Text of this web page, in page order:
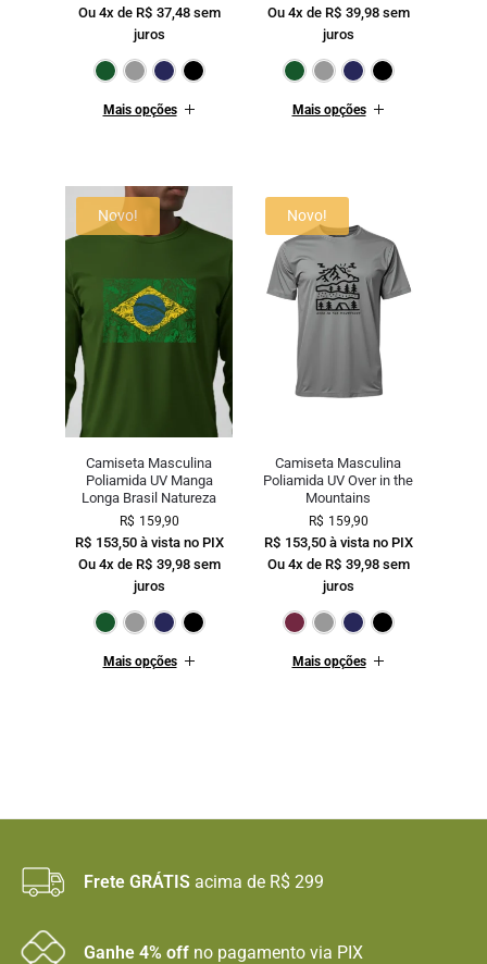
Ou 4x de R$ 37,48 sem
juros
Verde EscuroMarinho
Preto
Mais opções
Ou 4x de R$ 39,98 sem
juros
Verde Escuro
Mais opções
Novo!
Camiseta Masculina
Poliamida UV Manga
Longa Brasil Natureza
R$ 159,90
R$ 153,50 à vista no PIX
Ou 4x de R$ 39,98 sem
juros
Verde EscuroMarinho
Preto
Mais opções
Novo!
Camiseta Masculina
Poliamida UV Over in the
Mountains
R$ 159,90
R$ 153,50 à vista no PIX
Ou 4x de R$ 39,98 sem
juros
Bordô
Mais opções
Frete GRÁTIS acima de R$ 299
Ganhe 4% off no pagamento via PIX